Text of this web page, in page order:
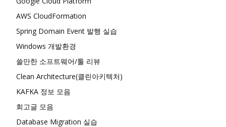
AWS CloudFormation
Spring Domain Event 발행 실습
Windows 개발환경
쓸만한 소프트웨어/툴 리뷰
Clean Architecture(클린아키텍처)
KAFKA 정보 모음
회고글 모음
Database Migration 실습